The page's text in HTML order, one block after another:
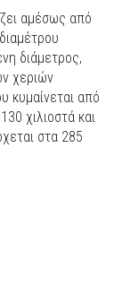
αμέσως από
διάμετρος,
χεριών
κυμαίνεται από
χιλιοστά και
στα 285